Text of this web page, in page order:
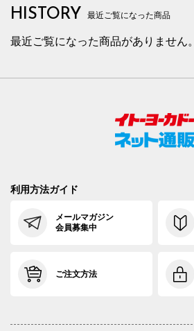
HISTORY 最近ご覧になった商品
最近ご覧になった商品がありません。
利用方法ガイド
メールマガジン
会員募集中
ご注文方法